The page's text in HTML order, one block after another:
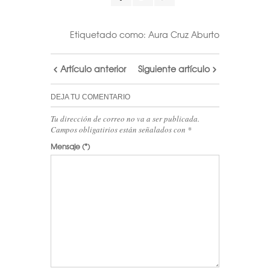
Etiquetado como: Aura Cruz Aburto
Artículo anterior Siguiente artículo
DEJA TU COMENTARIO
Tu dirección de correo no va a ser publicada.
Campos obligatirios están señalados con *
Mensaje(*)